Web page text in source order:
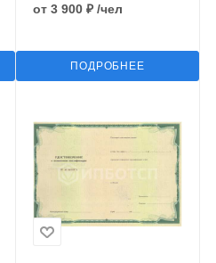
от 3 900 ₽ /чел
ПОДРОБНЕЕ